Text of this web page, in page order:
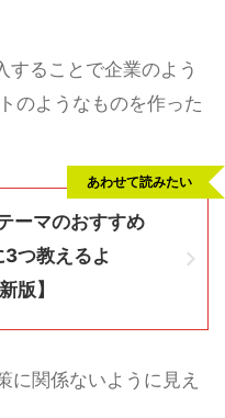
することで企業のよう
のようなものを作った
ーマのおすすめ
つ教えるよ
版】
あわせて読みたい
に関係ないように見え